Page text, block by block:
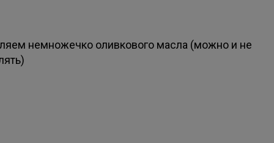
немножечко оливкового масла (можно и не